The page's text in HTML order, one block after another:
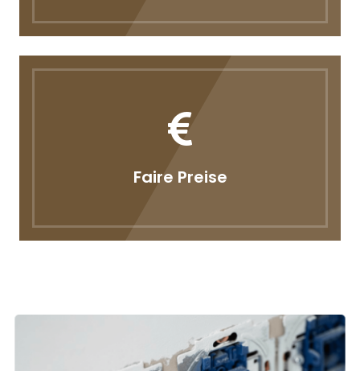
Faire Preise